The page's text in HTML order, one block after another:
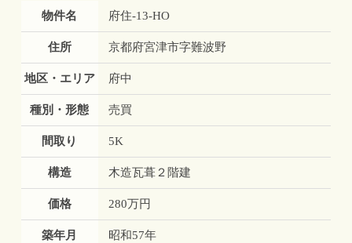
物件名 府住-13-HO
住所 京都府宮津市字難波野
地区・エリア 府中
種別・形態 売買
間取り 5K
構造 木造瓦葺２階建
価格 280万円
築年月 昭和57年